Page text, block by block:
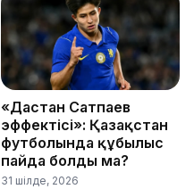
«Дастан Сатпаев
эффектісі»: Қазақстан
футболында құбылыс
пайда болды ма?
31 шілде, 2026